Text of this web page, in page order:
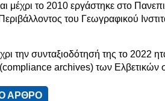
μέχρι το 2010 εργάστηκε στο
του Γεωγραφικού
την συνταξιοδότησή της το 2022
archives) των Ελβετικών
ΑΡΘΡΟ